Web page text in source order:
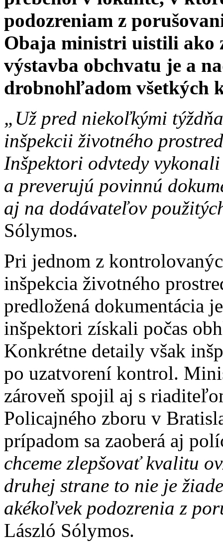
podozreniam z
Obaja ministri uistili ako
výstavba obchvatu je a
drobnohľadom všetkých
„Už pred niekoľkými
inšpekcii životného
Inšpektori odvtedy
a preverujú povinnú
aj na dodávateľov
Sólymos.
Pri jednom z
inšpekcia životného
predložená dokumentácia
inšpektori získali počas
Konkrétne detaily však
po uzatvorení kontrol.
zároveň spojil aj s
Policajného zboru v
prípadom sa zaoberá aj
chceme zlepšovať kvalitu
druhej strane to nie je
akékoľvek podozrenia z
László Sólymos.